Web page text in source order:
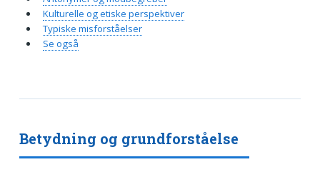
Betydning og grundforståelse
Kulturelle og etiske perspektiver
Typiske misforståelser
Se også